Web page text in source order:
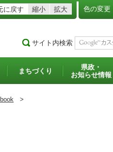
に戻す 縮小 拡大 色の変更
サイト内検索
まちづくり
県政・
お知らせ情報
>